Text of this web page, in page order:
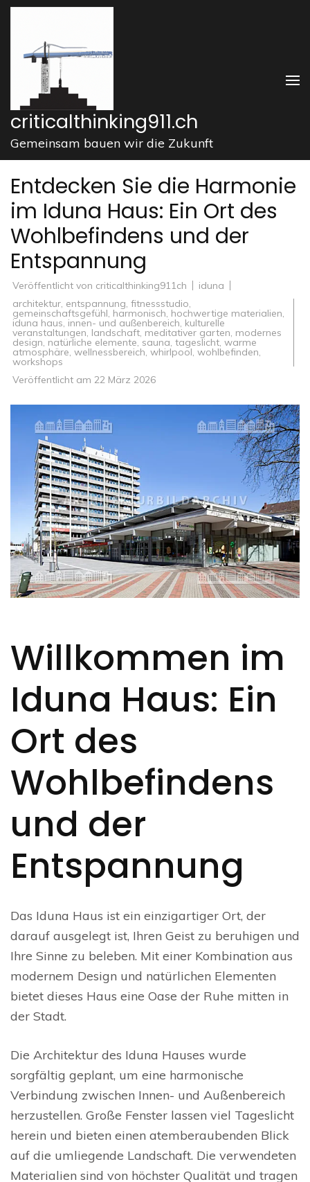
Zum
springen
drücken)
criticalthinking911.ch
Gemeinsam bauen wir die Zukunft
Entdecken Sie die Harmonie
im Iduna Haus: Ein Ort des
Wohlbefindens und der
Entspannung
Veröffentlicht von criticalthinking911ch
iduna
architektur, entspannung, fitnessstudio,
gemeinschaftsgefühl, harmonisch, hochwertige materialien,
iduna haus, innen- und außenbereich, kulturelle
veranstaltungen, landschaft, meditativer garten, modernes
design, natürliche elemente, sauna, tageslicht, warme
atmosphäre, wellnessbereich, whirlpool, wohlbefinden,
workshops
Veröffentlicht am 22 März 2026
Willkommen im
Iduna Haus: Ein
Ort des
Wohlbefindens
und der
Entspannung
Das Iduna Haus ist ein einzigartiger Ort, der
darauf ausgelegt ist, Ihren Geist zu beruhigen und
Ihre Sinne zu beleben. Mit einer Kombination aus
modernem Design und natürlichen Elementen
bietet dieses Haus eine Oase der Ruhe mitten in
der Stadt.
Die Architektur des Iduna Hauses wurde
sorgfältig geplant, um eine harmonische
Verbindung zwischen Innen- und Außenbereich
herzustellen. Große Fenster lassen viel Tageslicht
herein und bieten einen atemberaubenden Blick
auf die umliegende Landschaft. Die verwendeten
Materialien sind von höchster Qualität und tragen